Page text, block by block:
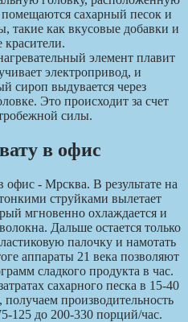
сахарный песок и
такие как вкусовые добавки и
элемент плавит
электропривод, и
сироп выдувается через
Это происходит за счет
силы.
в офис
офис - Мрсква. В результате на
струйками вылетает
мгновенно охлаждается и
Дальше остается только
палочку и намотать
аппараты 21 века позволяют
сладкого продукта в час.
сахарного песка в 15-40
производительность
125 до 200-330 порций/час.